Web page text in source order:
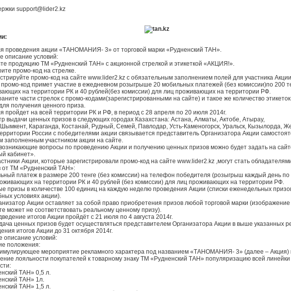
support@lider2.kz
проведения акции «ТАНОМАНИЯ- 3» от торговой марки «Рудненский ТАН».
описание условий:
продукцию ТМ «Рудненский ТАН» с акционной стрелкой и этикеткой «АКЦИЯ!».
промо-код на стрелке.
промо-код на сайте www.lider2.kz с обязательным заполнением полей для участника
код примет участие в ежедневном розыгрыше 20 мобильных платежей (без комиссии)по 200
на территории РК и 40 рублей(без комиссии) для лиц проживающих на территории РФ.
части стрелок с промо-кодами(зарегистрированными на сайте) и такое же количество
получения ценного приза.
пройдет на всей территории РК и РФ, в период с 28 апреля по 20 июля 2014г.
выдачи ценных призов в следующих городах Казахстана: Астана, Алматы, Актобе, Атырау,
Караганда, Костанай, Рудный, Семей, Павлодар, Усть-Каменогорск, Уральск, Кызылорда,
России с победителями акции связывается представитель Организатора Акции
заполненным участником акции на сайте.
вопросы по проведению Акции и получению ценных призов можно будет задать на
кабинет».
Акции, которые зарегистрировали промо-код на сайте www.lider2.kz ,могут стать
от ТМ «Рудненский ТАН»:
платеж в размере 200 тенге (без комиссии) на телефон победителя (розыгрыш каждый день по
на территории РК и 40 рублей (без комиссии) для лиц проживающих на территории РФ.
призы в количестве 100 единиц на каждую неделю проведения Акции (списки еженедельных
условиях акции).
Акции оставляет за собой право приобретения призов любой торговой марки
может не соответствовать реальному ценному призу).
итогов Акции пройдёт с 21 июля по 4 августа 2014г.
ценных призов будет осуществляться представителем Организатора Акции в выше указанных
итогов Акции до 31 октября 2014г.
описание условий:
положения:
мероприятие рекламного характера под названием «ТАНОМАНИЯ- 3» (далее – Акция)
лояльности покупателей к товарному знаку ТМ «Рудненский ТАН» популяризацию всей линейки
ТАН» 0,5 л.
ТАН» 1л.
ТАН» 1,5 л.